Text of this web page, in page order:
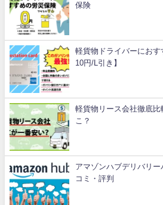
保険
軽貨物ドライバーにお
10円/L引き】
軽貨物リース会社徹底
こ？
アマゾンハブデリバリ
コミ・評判